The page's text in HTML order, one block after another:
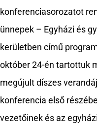
konferenciasorozatot
ünnepek – Egyházi és
kerületben című
október 24-én tartottuk
megújult díszes
konferencia első
vezetőinek és az